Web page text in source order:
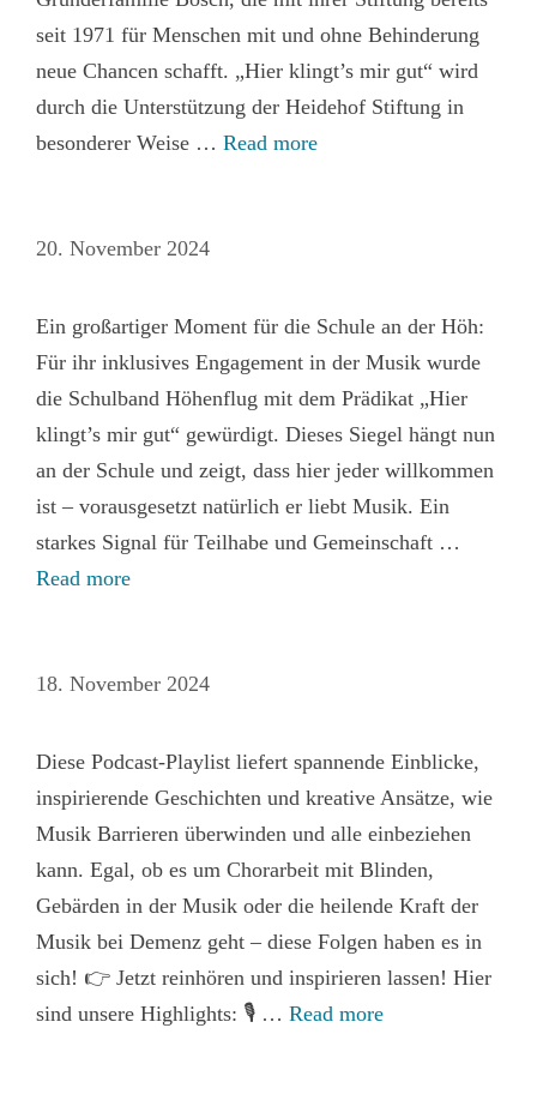
seit 1971 für Menschen mit und ohne Behinderung
neue Chancen schafft. „Hier klingt’s mir gut“ wird
durch die Unterstützung der Heidehof Stiftung in
besonderer Weise … Read more
20. November 2024
Ein großartiger Moment für die Schule an der Höh:
Für ihr inklusives Engagement in der Musik wurde
die Schulband Höhenflug mit dem Prädikat „Hier
klingt’s mir gut“ gewürdigt. Dieses Siegel hängt nun
an der Schule und zeigt, dass hier jeder willkommen
ist – vorausgesetzt natürlich er liebt Musik. Ein
starkes Signal für Teilhabe und Gemeinschaft …
Read more
18. November 2024
Diese Podcast-Playlist liefert spannende Einblicke,
inspirierende Geschichten und kreative Ansätze, wie
Musik Barrieren überwinden und alle einbeziehen
kann. Egal, ob es um Chorarbeit mit Blinden,
Gebärden in der Musik oder die heilende Kraft der
Musik bei Demenz geht – diese Folgen haben es in
sich! 👉 Jetzt reinhören und inspirieren lassen! Hier
sind unsere Highlights: 🎙 … Read more